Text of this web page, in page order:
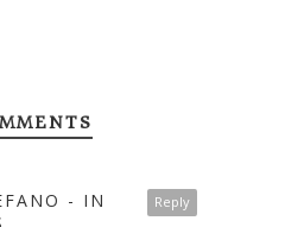
Reply
- IN